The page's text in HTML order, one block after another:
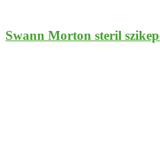
Swann Morton steril